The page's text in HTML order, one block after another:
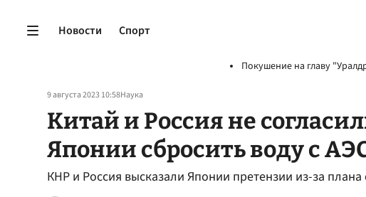
Новости Спорт
Покушение на главу
9 августа 2023 10:58Наука
Китай и Россия не
Японии сбросить воду с
КНР и Россия высказали Японии претензии из-за